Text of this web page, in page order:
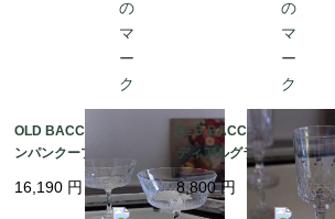
OLD BACCARAT シャ
ンパンクープ Fc-305
16,190 円
OLD BACCARAT コー
ディアルグラス Fc-3
050B
8,800円